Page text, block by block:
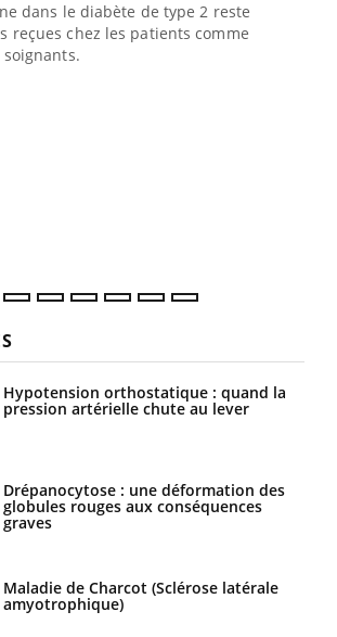
dans le diabète de type 2 reste
reçues chez les patients comme
Hypotension orthostatique : quand la
pression artérielle chute au lever
Drépanocytose : une déformation des
globules rouges aux conséquences
graves
Maladie de Charcot (Sclérose latérale
amyotrophique)